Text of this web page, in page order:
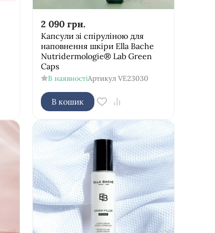
2 090 грн.
Капсули зі спіруліною для
наповнення шкіри Ella Bache
Nutridermologie® Lab Green
Caps
В наявностіАртикул VE23030
В кошик